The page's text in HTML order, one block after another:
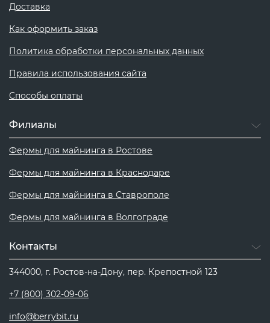
Доставка
Как оформить заказ
Политика обработки персональных данных
Правила использования сайта
Способы оплаты
Филиалы
Фермы для майнинга в Ростове
Фермы для майнинга в Краснодаре
Фермы для майнинга в Ставрополе
Фермы для майнинга в Волгограде
Контакты
344000, г. Ростов-на-Дону, пер. Крепостной 123
+7 (800) 302-09-06
info@berrybit.ru